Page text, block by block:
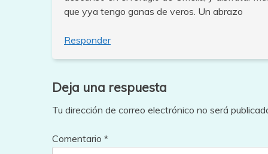
que yya tengo ganas de veros. Un abrazo
Responder
Deja una respuesta
Tu dirección de correo electrónico no será
Comentario *